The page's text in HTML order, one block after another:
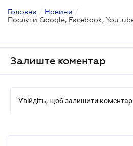
Головна / Новини /
Залиште коментар
Увійдіть, щоб залишити коментар